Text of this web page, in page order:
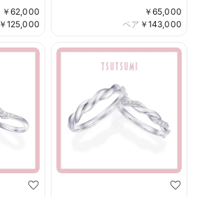
￥ 62,000
￥ 125,000
￥ 65,000
￥ 143,000
ペア